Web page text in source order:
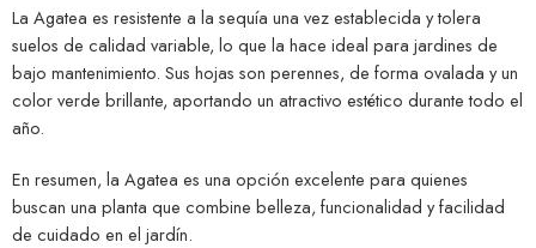
La Agatea es resistente a la sequía una vez establecida y tolera
suelos de calidad variable, lo que la hace ideal para jardines de
bajo mantenimiento. Sus hojas son perennes, de forma ovalada y un
color verde brillante, aportando un atractivo estético durante todo el
año.
En resumen, la Agatea es una opción excelente para quienes
buscan una planta que combine belleza, funcionalidad y facilidad
de cuidado en el jardín.